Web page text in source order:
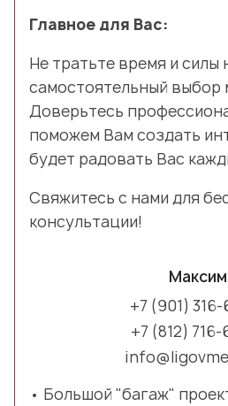
Главное для Вас:
Не тратьте время и силы
самостоятельный выбор
Доверьтесь
поможем Вам создать
будет радовать Вас
Свяжитесь с нами для
консультации!
Максим
+7 (901)
+7 (812)
Большой "багаж"